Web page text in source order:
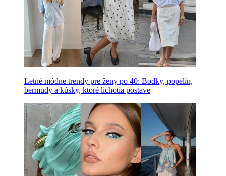
Letné módne trendy pre ženy po 40: Bodky, popelín,
bermudy a kúsky, ktoré lichotia postave